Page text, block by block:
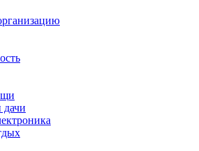
дачи